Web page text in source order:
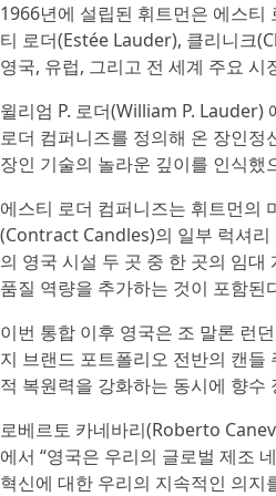
1966년에 설립된 휘트먼은 에스
티 로더(Estée Lauder), 클리니크
영국, 유럽, 그리고 전 세계 주요
윌리엄 P. 로더(William P. Lauder)
로더 컴퍼니즈를 정의해 온 장인정
장인 기술의 놀라운 깊이를 인식했
에스티 로더 컴퍼니즈는 휘트먼의
(Contract Candles)의 일부 럭셔리
의 영국 시설 두 곳 중 한 곳의 임
품질 역량을 추가하는 것이 포함된
이번 통합 이후 영국은 조 말론 런
지 브랜드 포트폴리오 전반의 캔
적 복원력을 강화하는 동시에 향
로베르토 카네바리(Roberto
에서 “영국은 우리의 글로벌 제조
혁신에 대한 우리의 지속적인 의지